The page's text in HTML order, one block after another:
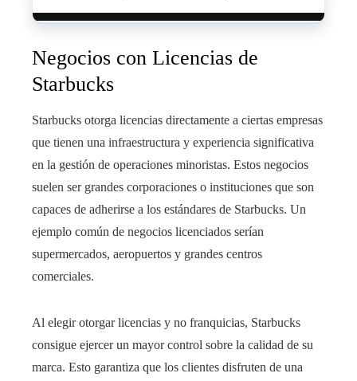
Negocios con Licencias de
Starbucks
Starbucks otorga licencias directamente a ciertas empresas
que tienen una infraestructura y experiencia significativa
en la gestión de operaciones minoristas. Estos negocios
suelen ser grandes corporaciones o instituciones que son
capaces de adherirse a los estándares de Starbucks. Un
ejemplo común de negocios licenciados serían
supermercados, aeropuertos y grandes centros
comerciales.
Al elegir otorgar licencias y no franquicias, Starbucks
consigue ejercer un mayor control sobre la calidad de su
marca. Esto garantiza que los clientes disfruten de una